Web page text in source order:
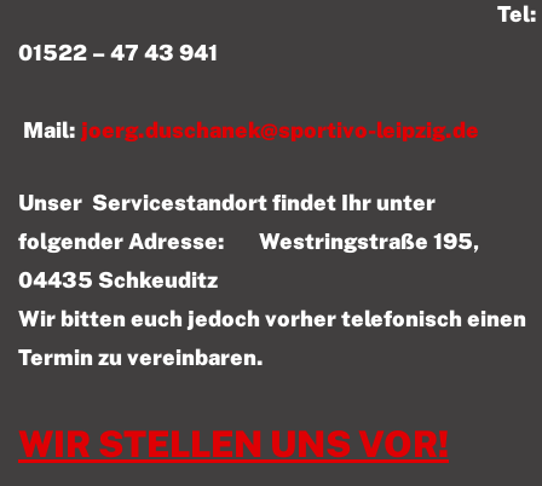
Tel:
01522 – 47 43 941
Mail: joerg.duschanek@sportivo-leipzig.de
Unser Servicestandort findet Ihr unter
folgender Adresse: Westringstraße 195,
04435 Schkeuditz
Wir bitten euch jedoch vorher telefonisch einen
Termin zu vereinbaren.
WIR STELLEN UNS VOR!